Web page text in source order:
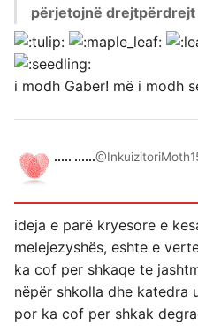
përjetojnë drejtpërdrejt
i modh Gaber! më i modh
..... ......@InkuizitoriMoth
ideja e parë kryesore e
melejezyshës, eshte e
ka cof per shkaqe te
nëpër shkolla dhe katedra
por ka cof per shkak